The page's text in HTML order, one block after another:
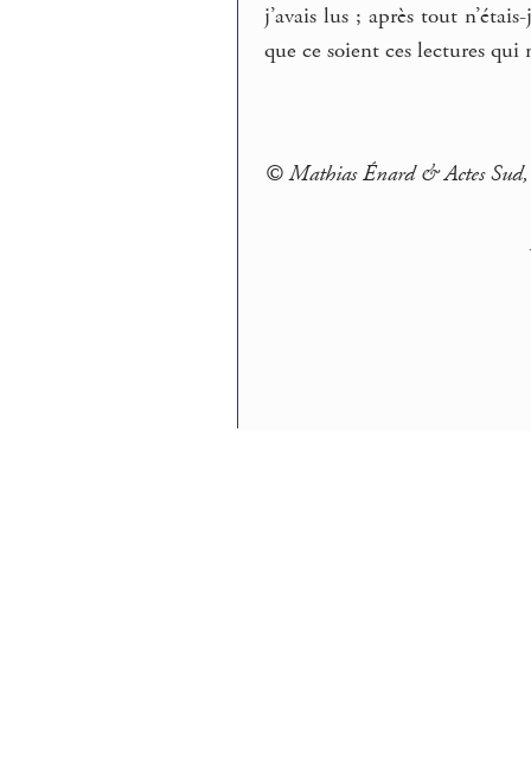
j’avais lus ; après tout
que ce soient ces lectures qui
© Mathias Énard & Actes